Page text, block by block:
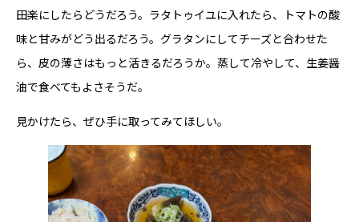
田楽にしたらどうだろう。ラタトゥイユに入れたら、トマトの酸
味と甘みがどう出るだろう。グラタンにしてチーズと合わせた
ら、皮の薄さはもっと活きるだろうか。蒸して冷やして、生姜醤
油で食べてもよさそうだ。
見かけたら、ぜひ手に取ってみてほしい。